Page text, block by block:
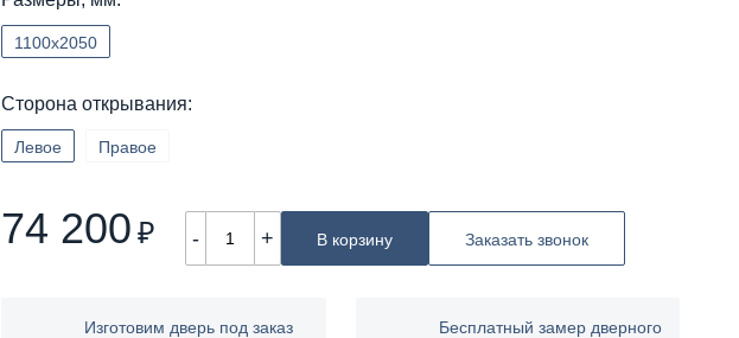
1100х2050
Сторона открывания:
Левое Правое
74 200 ₽ - + В корзину Заказать звонок
Изготовим дверь под заказ
Бесплатный замер дверного